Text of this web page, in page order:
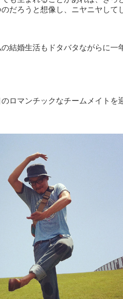
だろうと想像し、ニヤニヤして
の結婚生活もドタバタながらに一
ロマンチックなチームメイトを